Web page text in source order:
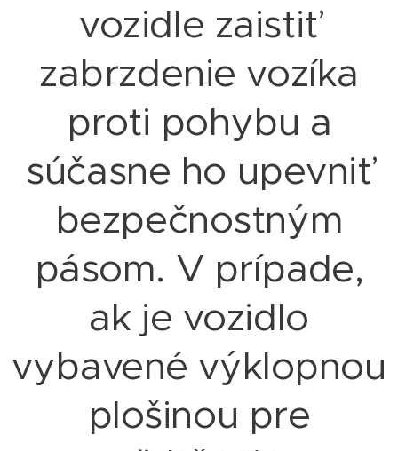
vozidle zaistiť
zabrzdenie vozíka
proti pohybu a
súčasne ho upevniť
bezpečnostným
pásom. V prípade,
ak je vozidlo
vybavené výklopnou
plošinou pre